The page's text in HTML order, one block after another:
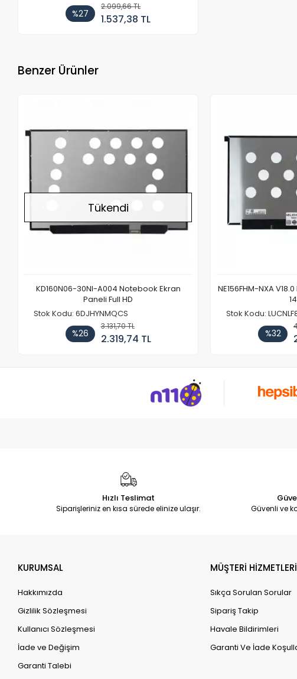
%27
2.099,66 TL
1.537,38 TL
Benzer Ürünler
Tükendi
KD160N06-30NI-A004 Notebook Ekran
Paneli Full HD
Stok Kodu: 6DJHYNMQCS
%26
3.131,70 TL
2.319,74 TL
NE156FHM-NXA
Stok Kodu:
%32
Hızlı Teslimat
Siparişleriniz en kısa sürede elinize ulaşır. Güvenli ve
KURUMSAL
Hakkımızda
Gizlilik Sözleşmesi
Kullanıcı Sözleşmesi
İade ve Değişim
Garanti Talebi
MÜŞTERİ HİZMETLERİ
Sıkça Sorulan Sorular
Sipariş Takip
Havale Bildirimleri
Garanti Ve İade